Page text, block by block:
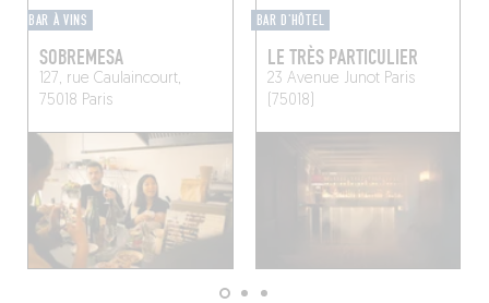
BAR À VINS
SOBREMESA
127, rue Caulaincourt,
75018 Paris
BAR D'HÔTEL
LE TRÈS PARTICULIER
23 Avenue JunotParis
(75018)